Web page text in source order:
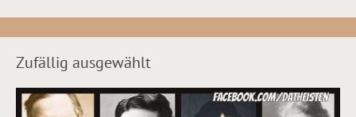
Zufällig ausgewählt